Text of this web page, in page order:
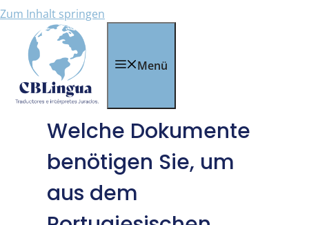
Zum Inhalt springen
Menü
Welche Dokumente
benötigen Sie, um
aus dem